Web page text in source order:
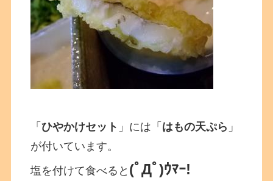
「ひやかけセット 」には「 はもの天ぷら 」
が付いています。
塩を付けて食べると (ﾟДﾟ)ｳﾏｰ!